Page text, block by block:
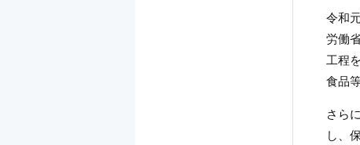
令和
労働
工程
食品
さら
し、